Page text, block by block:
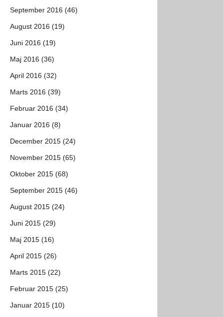
September 2016 (46)
August 2016 (19)
Juni 2016 (19)
Maj 2016 (36)
April 2016 (32)
Marts 2016 (39)
Februar 2016 (34)
Januar 2016 (8)
December 2015 (24)
November 2015 (65)
Oktober 2015 (68)
September 2015 (46)
August 2015 (24)
Juni 2015 (29)
Maj 2015 (16)
April 2015 (26)
Marts 2015 (22)
Februar 2015 (25)
Januar 2015 (10)